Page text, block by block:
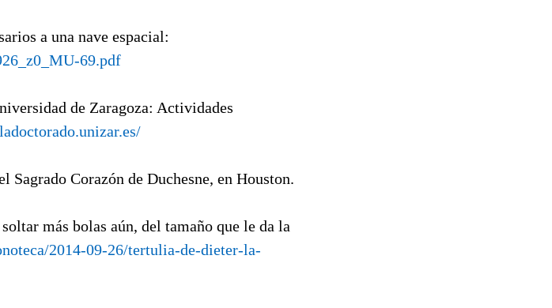
a una nave espacial:
69.pdf
de Zaragoza: Actividades
Sagrado Corazón de Duchesne, en Houston.
más bolas aún, del tamaño que le da la
2014-09-26/tertulia-de-dieter-la-